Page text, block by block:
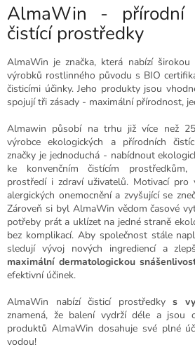
AlmaWin - přírodní
čistící prostředky
AlmaWin je značka, která nabízí širokou
výrobků rostlinného původu s BIO
čisticími účinky. Jeho produkty jsou
spojují tři zásady - maximální přírodnost,
Almawin působí na trhu již více než
výrobce ekologických a přírodních
značky je jednoduchá - nabídnout
ke konvenčním čistícím
prostředí i zdraví uživatelů. Motivací pro
alergických onemocnění a zvyšující se
Zároveň si byl AlmaWin vědom časové
potřeby prát a uklízet na jedné straně
bez komplikací. Aby společnost stále
sledují vývoj nových ingrediencí a
maximální dermatologickou
efektivní účinek.
AlmaWin nabízí čisticí prostředkys
znamená, že balení vydrží déle a jsou
produktů AlmaWin dosahuje své plné
vodou!